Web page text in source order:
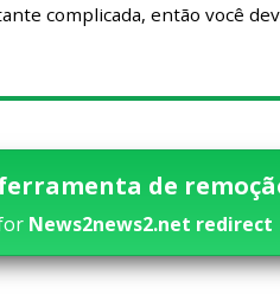
complicada, então você
de
News2news2.net redirect